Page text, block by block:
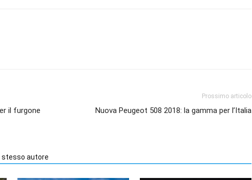
il furgone
Prossimo articolo
Nuova Peugeot 508 2018: la gamma per l’Italia
stesso autore